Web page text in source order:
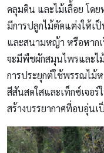
คลุมดิน และไม้เลื้อย โด
มีการปลูกไม้ตัดแต่งให้เ
และสนามหญ้า หรือหาก
จะมีพืชผักสมุนไพรและไ
การประยุกต์ใช้พรรณไม้ห
สีสันสดใสและเท็กซ์เจอ
สร้างบรรยากาศที่อบอุ่นเ